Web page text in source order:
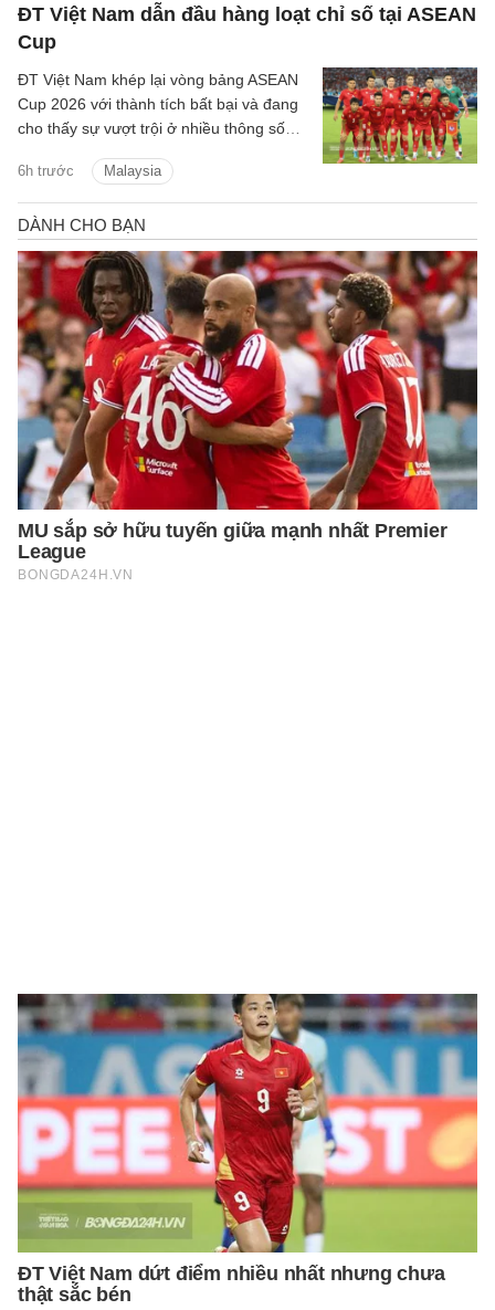
ĐT Việt Nam dẫn đầu hàng loạt chỉ số tại ASEAN
Cup
6h trước Malaysia
ĐT Việt Nam khép lại vòng bảng ASEAN
Cup 2026 với thành tích bất bại và đang
cho thấy sự vượt trội ở nhiều thông số
Malaysia tại bán kết.